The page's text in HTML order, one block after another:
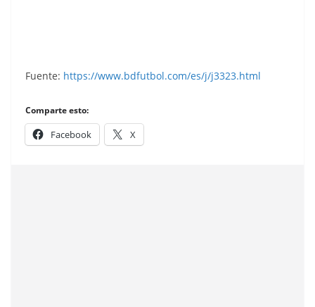
Fuente: https://www.bdfutbol.com/es/j/j3323.html
Comparte esto:
Facebook X